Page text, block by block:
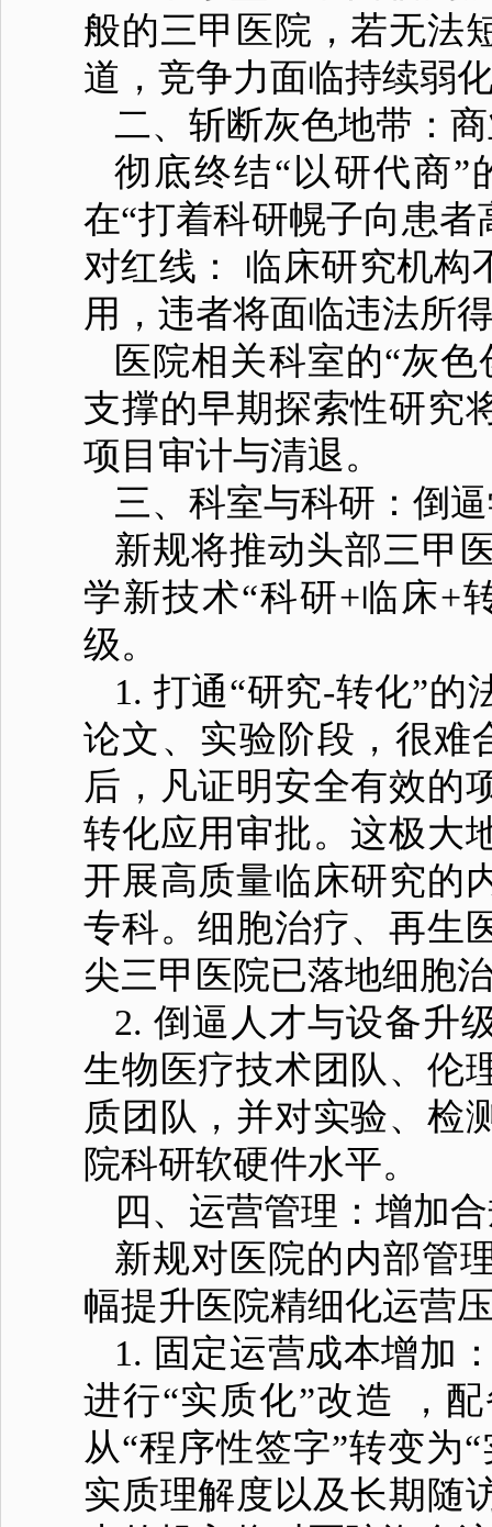
般的三甲医院，若无法
道，竞争力面临持续弱
二、斩断灰色地带：
彻底终结“以研代商”
在“打着科研幌子向患
对红线： 临床研究机构
用，违者将面临违法所
医院相关科室的“灰
支撑的早期探索性研究
项目审计与清退。
三、科室与科研：倒
新规将推动头部三甲
学新技术“科研+临床+
级。
1. 打通“研究-转化”
论文、实验阶段，很难
后，凡证明安全有效的
转化应用审批。这极大
开展高质量临床研究的
专科。细胞治疗、再生
尖三甲医院已落地细胞
2. 倒逼人才与设备升
生物医疗技术团队、伦
质团队，并对实验、检
院科研软硬件水平。
四、运营管理：增加
新规对医院的内部管
幅提升医院精细化运营
1. 固定运营成本增加
进行“实质化”改造 ，
从“程序性签字”转变为
实质理解度以及长期随